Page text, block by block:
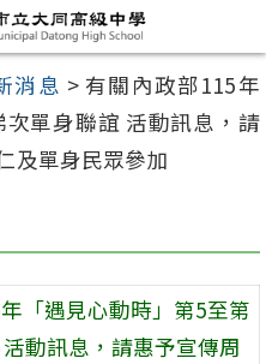
消息 > 有關內政部115年
次單身聯誼 活動訊息，請
及單身民眾參加
「遇見心動時」第5至第
動訊息，請惠予宣傳周